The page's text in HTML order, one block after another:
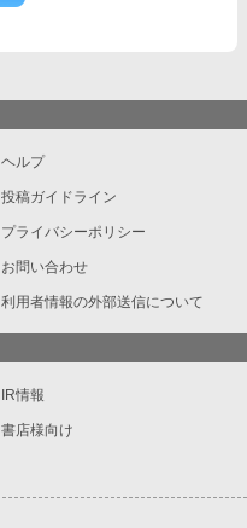
ヘルプ
投稿ガイドライン
プライバシーポリシー
お問い合わせ
利用者情報の外部送信について
IR情報
書店様向け